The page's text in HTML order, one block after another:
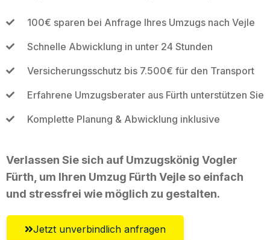
100€ sparen bei Anfrage Ihres Umzugs nach Vejle
Schnelle Abwicklung in unter 24 Stunden
Versicherungsschutz bis 7.500€ für den Transport
Erfahrene Umzugsberater aus Fürth unterstützen Sie
Komplette Planung & Abwicklung inklusive
Verlassen Sie sich auf Umzugskönig Vogler
Fürth, um Ihren Umzug Fürth Vejle so einfach
und stressfrei wie möglich zu gestalten.
Jetzt unverbindlich anfragen